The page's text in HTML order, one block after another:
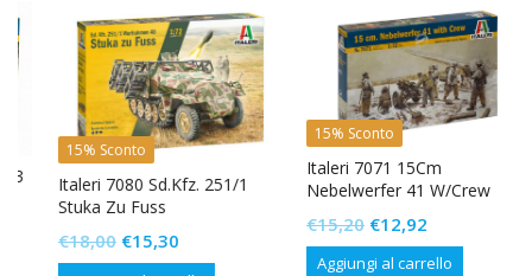
15% Sconto
Italeri 7080 Sd.Kfz. 251/1
Stuka Zu Fuss
18,00Il
prezzo
€15,30Il
prezzo
15% Sconto
Italeri 7071 15Cm
Nebelwerfer 41 W/Crew
15,20Il
prezzo
€12,92Il
prezzo
Aggiungi al carrello